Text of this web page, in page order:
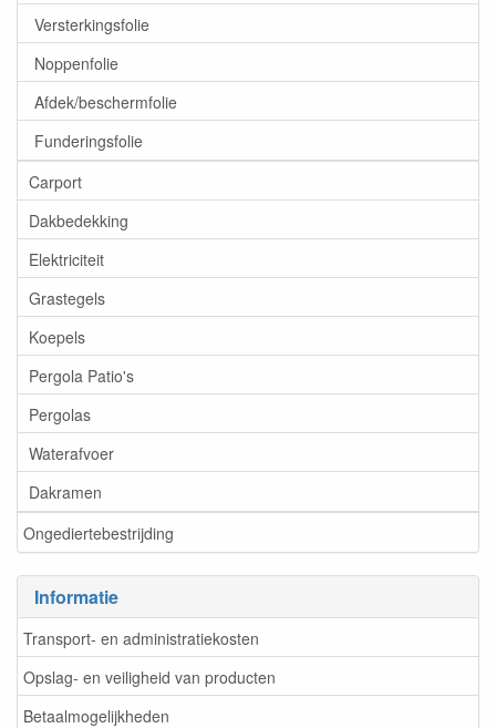
Versterkingsfolie
Noppenfolie
Afdek/beschermfolie
Funderingsfolie
Carport
Dakbedekking
Elektriciteit
Grastegels
Koepels
Pergola Patio's
Pergolas
Waterafvoer
Dakramen
Ongediertebestrijding
Informatie
Transport- en administratiekosten
Opslag- en veiligheid van producten
Betaalmogelijkheden